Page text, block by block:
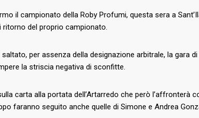
il campionato della Roby Profumi, questa sera a
ritorno del proprio campionato.
saltato, per assenza della designazione arbitrale, la gara
la striscia negativa di sconfitte.
carta alla portata dell’Artarredo che però l’affronterà
faranno seguito anche quelle di Simone e Andrea